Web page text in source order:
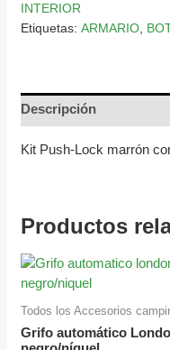
INTERIOR
Etiquetas:ARMARIO
Descripción
Kit Push-Lock marrón
Productos
Todos los Accesorios
Grifo automático